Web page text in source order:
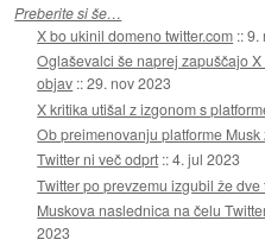
Preberite si še…
X bo ukinil domeno twitter.com ::9.
Oglaševalci še naprej zapuščajo
objav ::29. nov 2023
X kritika utišal z izgonom s
Ob preimenovanju platforme
Twitter ni več odprt ::4. jul 2023
Twitter po prevzemu izgubil že
Muskova naslednica na čelu
2023